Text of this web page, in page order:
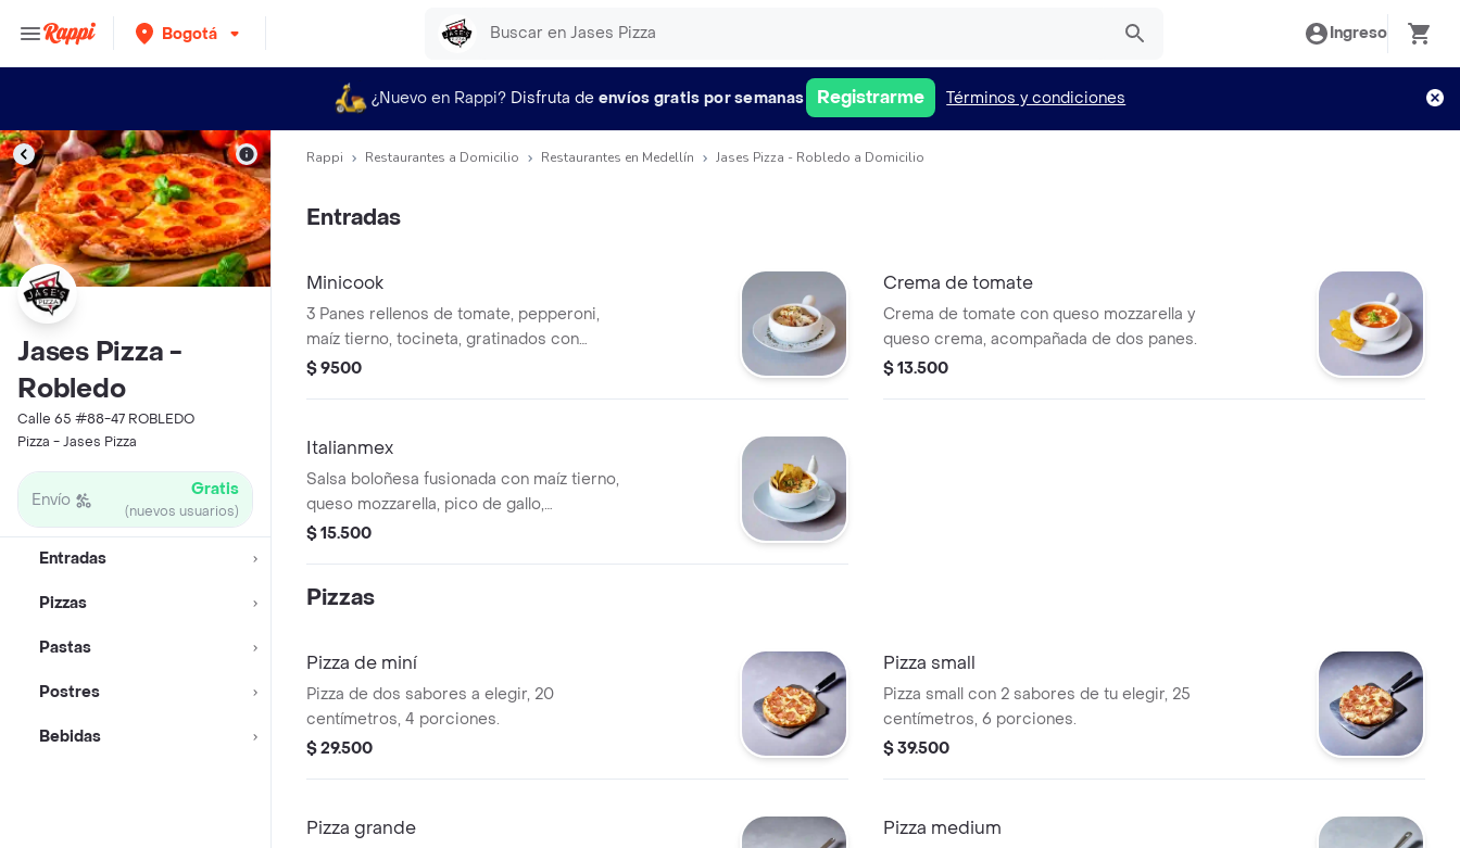
Bogotá Ingreso
¿Nuevo en Rappi? Disfruta de envíos gratis por semanas Registrarme Términos y condiciones
Jases Pizza -
Robledo
Calle 65 #88-47 ROBLEDO
Pizza - Jases Pizza
Envío Gratis
(nuevos usuarios)
Entradas
Pizzas
Pastas
Postres
Bebidas
Rappi Restaurantes a Domicilio Restaurantes en Medellín Jases Pizza - Robledo a Domicilio
Entradas
Minicook
3 Panes rellenos de tomate, pepperoni,
maíz tierno, tocineta, gratinados con
queso, adobados, albahaca y orégano.
$ 9500
Crema de tomate
Crema de tomate con queso mozzarella y
queso crema, acompañada de dos panes.
$ 13.500
Italianmex
Salsa boloñesa fusionada con maíz tierno,
queso mozzarella, pico de gallo,
acompañada de chips de plátano.
$ 15.500
Pizzas
Pizza de miní
Pizza de dos sabores a elegir, 20
centímetros, 4 porciones.
$ 29.500
Pizza small
Pizza small con 2 sabores de tu elegir, 25
centímetros, 6 porciones.
$ 39.500
Pizza grande Pizza medium